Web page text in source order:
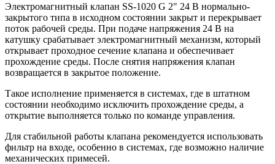
Электромагнитный клапан SS-1020 G 2" 24 В нормально-
закрытого типа в исходном состоянии закрыт и перекрывает
поток рабочей среды. При подаче напряжения 24 В на
катушку срабатывает электромагнитный механизм, который
открывает проходное сечение клапана и обеспечивает
прохождение среды. После снятия напряжения клапан
возвращается в закрытое положение.
Такое исполнение применяется в системах, где в штатном
состоянии необходимо исключить прохождение среды, а
открытие выполняется только по команде управления.
Для стабильной работы клапана рекомендуется использовать
фильтр на входе, особенно в системах, где возможно наличие
механических примесей.